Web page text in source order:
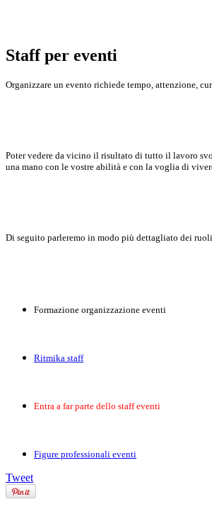
Staff per eventi
Organizzare un evento richiede tempo, attenzione,
Poter vedere da vicino il risultato di tutto il lavoro
una mano con le vostre abilità e con la voglia di
Di seguito parleremo in modo più dettagliato dei
Formazione organizzazione eventi
Ritmika staff
Entra a far parte dello staff eventi
Figure professionali eventi
Tweet